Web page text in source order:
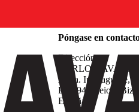
Póngase en
Dirección
CARLO
Avda. Iparraguirre, 80
E-48940 Leioa
España